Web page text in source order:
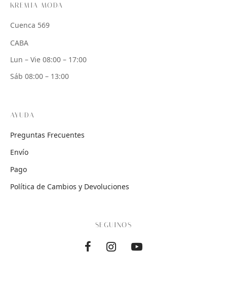
KREMIA MODA
Cuenca 569
CABA
Lun – Vie 08:00 – 17:00
Sáb 08:00 – 13:00
AYUDA
Preguntas Frecuentes
Envío
Pago
Política de Cambios y Devoluciones
SEGUINOS